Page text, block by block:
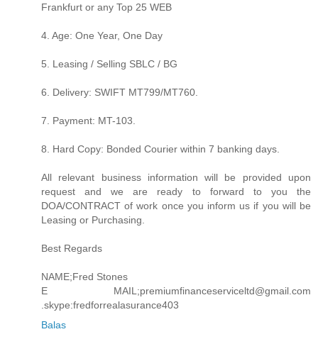
Frankfurt or any Top 25 WEB
4. Age: One Year, One Day
5. Leasing / Selling SBLC / BG
6. Delivery: SWIFT MT799/MT760.
7. Payment: MT-103.
8. Hard Copy: Bonded Courier within 7 banking days.
All relevant business information will be provided upon
request and we are ready to forward to you the
DOA/CONTRACT of work once you inform us if you will be
Leasing or Purchasing.
Best Regards
NAME;Fred Stones
E MAIL;premiumfinanceserviceltd@gmail.com
.skype:fredforrealasurance403
Balas